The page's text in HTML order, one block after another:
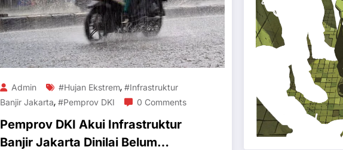
Admin #Hujan Ekstrem, #Infrastruktur
Banjir Jakarta, #Pemprov DKI 0 Comments
Pemprov DKI Akui Infrastruktur
Banjir Jakarta Dinilai Belum